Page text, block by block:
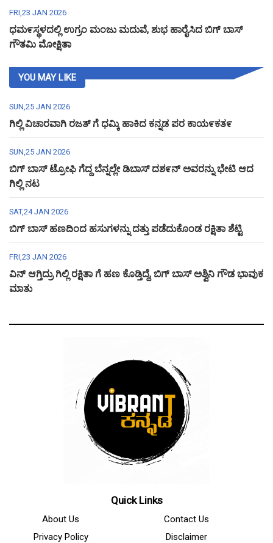
FRI,23 JAN 2026
ಧಮ೯ಸ್ಥಳದಲ್ಲಿ ಉಗ್ರಂ ಮಂಜು ಮದುವೆ, ಶುಭ ಹಾರೈಸಿದ ಬಿಗ್ ಬಾಸ್
ಗೌತಮಿ ಮೋಕ್ಷಿತಾ
YOU MAY LIKE
SUN,25 JAN 2026
ಗಿಲ್ಲಿ ವಿಚಾರವಾಗಿ ರಜತ್ ಗೆ ಧಮ್ಕಿ ಹಾಕಿದ ಕನ್ನಡ ಪರ ಕಾಯ೯ಕತ೯
SUN,25 JAN 2026
ಬಿಗ್ ಬಾಸ್ ಟ್ರೋಫಿ ಗೆದ್ದ ಬೆನ್ನಲ್ಲೇ ಡಿಬಾಸ್ ದಶ೯ನ್ ಅವರನ್ನು ಭೇಟಿ ಆದ
ಗಿಲ್ಲಿ ನಟ
SAT,24 JAN 2026
ಬಿಗ್ ಬಾಸ್ ಹಣದಿಂದ ಹಸುಗಳನ್ನು ದತ್ತು ಪಡೆದುಕೊಂಡ ರಕ್ಷಿತಾ ಶೆಟ್ಟಿ
FRI,23 JAN 2026
ವಿನ್ ಆಗ್ತಿದ್ರು ಗಿಲ್ಲಿ ರಕ್ಷಿತಾ ಗೆ ಹಣ ಕೊಡ್ತಿದ್ದೆ, ಬಿಗ್ ಬಾಸ್ ಅಶ್ವಿನಿ ಗೌಡ ಭಾವುಕ
ಮಾತು
Quick Links
About Us
Contact Us
Privacy Policy
Disclaimer